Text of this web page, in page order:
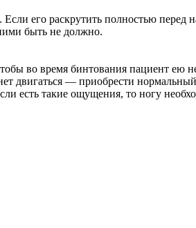
его раскрутить полностью
быть не должно.
во время бинтования пациент ею
двигаться — приобрести
такие ощущения, то ногу